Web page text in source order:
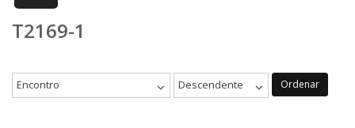
T2169-1
Encontro Descendente Ordenar